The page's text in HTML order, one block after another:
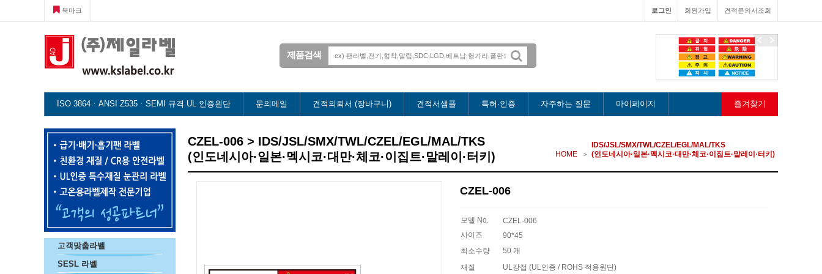
북마크 견적문의서조회
회원가입
로그인
제품검색
ISO 3864ㆍANSI Z535ㆍSEMI 규격 UL 인증원단 문의메일 견적의뢰서 (장바구니) 견적서샘플 특허·인증 자주하는 질문 마이페이지 즐겨찾기
고객맞춤라벨
SESL 라벨
CZEL-006 > IDS/JSL/SMX/TWL/CZEL/EGL/MAL/TKS
(인도네시아·일본·멕시코·대만·체코·이집트·말레이·터키)
HOME
IDS/JSL/SMX/TWL/CZEL/EGL/MAL/TKS
(인도네시아·일본·멕시코·대만·체코·이집트·말레이·터키)
CZEL-006
모델 No.
CZEL-006
사이즈
90*45
최소수량
50 개
재질
UL강접 (UL인증 / ROHS 적용원단)